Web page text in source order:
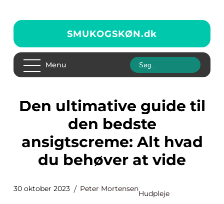
SMUKOGSKØN.dk
Menu
Den ultimative guide til
den bedste
ansigtscreme: Alt hvad
du behøver at vide
30 oktober 2023 Peter Mortensen
Hudpleje